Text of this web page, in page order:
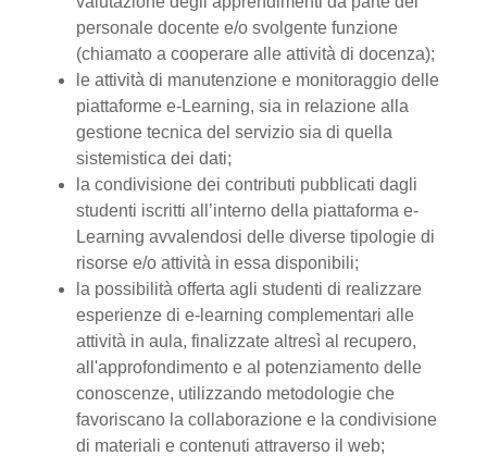
personale docente e/o svolgente funzione
(chiamato a cooperare alle attività di docenza);
le attività di manutenzione e monitoraggio delle
piattaforme e-Learning, sia in relazione alla
gestione tecnica del servizio sia di quella
sistemistica dei dati;
la condivisione dei contributi pubblicati dagli
studenti iscritti all’interno della piattaforma e-
Learning avvalendosi delle diverse tipologie di
risorse e/o attività in essa disponibili;
la possibilità offerta agli studenti di realizzare
esperienze di e-learning complementari alle
attività in aula, finalizzate altresì al recupero,
all'approfondimento e al potenziamento delle
conoscenze, utilizzando metodologie che
favoriscano la collaborazione e la condivisione
di materiali e contenuti attraverso il web;